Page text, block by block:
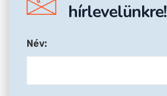
hírlevelünkre!
Név: